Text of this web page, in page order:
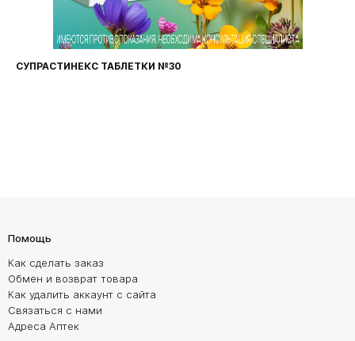
СУПРАСТИНЕКС ТАБЛЕТКИ №30
Помощь
Как сделать заказ
Обмен и возврат товара
Как удалить аккаунт с сайта
Связаться с нами
Адреса Аптек